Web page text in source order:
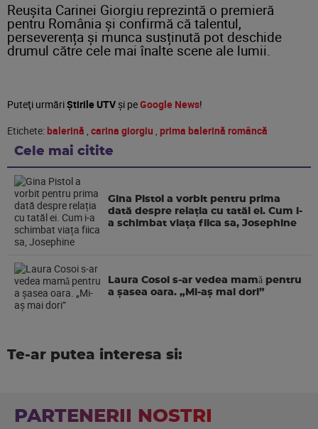
Reușita Carinei Giorgiu reprezintă o premieră
pentru România și confirmă că talentul,
perseverența și munca susținută pot deschide
drumul către cele mai înalte scene ale lumii.
Puteţi urmăriȘtirile UTVşi peGoogle News!
Etichete:balerină , carina giorgiu , prima balerină româncă
Cele mai citite
Gina Pistol a vorbit pentru prima
dată despre relația cu tatăl ei. Cum i-
a schimbat viața fiica sa, Josephine
Laura Cosoi s-ar vedea mamǎ pentru
a şasea oara. „Mi-aș mai dori”
Te-ar putea interesa si:
PARTENERII NOSTRI